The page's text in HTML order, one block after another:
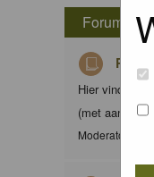
Forum
Hier vind je
(met
Moderator